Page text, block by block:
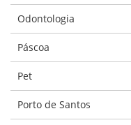
Odontologia
Páscoa
Pet
Porto de Santos